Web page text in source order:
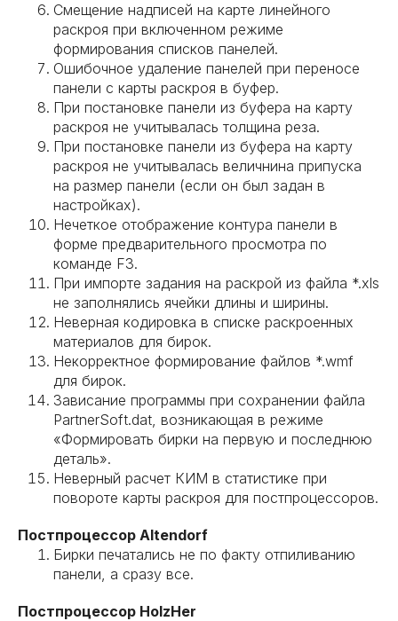
Смещение надписей на карте линейного
раскроя при включенном режиме
формирования списков панелей.
Ошибочное удаление панелей при переносе
панели с карты раскроя в буфер.
При постановке панели из буфера на карту
раскроя не учитывалась толщина реза.
При постановке панели из буфера на карту
раскроя не учитывалась величнина припуска
на размер панели (если он был задан в
настройках).
Нечеткое отображение контура панели в
форме предварительного просмотра по
команде F3.
При импорте задания на раскрой из файла *.xls
не заполнялись ячейки длины и ширины.
Неверная кодировка в списке раскроенных
материалов для бирок.
Некорректное формирование файлов *.wmf
для бирок.
Зависание программы при сохранении файла
PartnerSoft.dat, возникающая в режиме
«Формировать бирки на первую и последнюю
деталь».
Неверный расчет КИМ в статистике при
повороте карты раскроя для постпроцессоров.
Постпроцессор Altendorf
Бирки печатались не по факту отпиливанию
панели, а сразу все.
Постпроцессор HolzHer